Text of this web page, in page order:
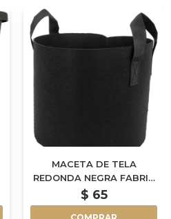
MACETA DE TELA
REDONDA NEGRA FABRIC
POT - 1GAL - 4L
$ 65